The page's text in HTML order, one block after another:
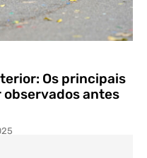
Os principais
observados antes